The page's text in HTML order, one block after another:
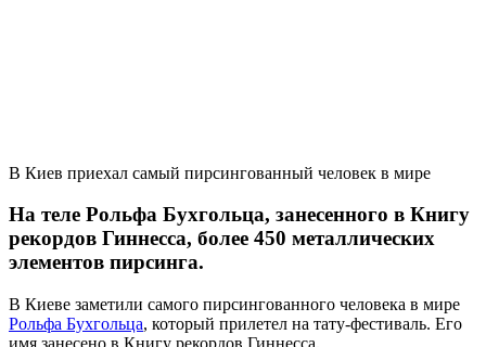
В Киев приехал самый пирсингованный человек в мире
На теле Рольфа Бухгольца, занесенного в Книгу
рекордов Гиннесса, более 450 металлических
элементов пирсинга.
В Киеве заметили самого пирсингованного человека в мире
Рольфа Бухгольца, который прилетел на тату-фестиваль. Его
имя занесено в Книгу рекордов Гиннесса.